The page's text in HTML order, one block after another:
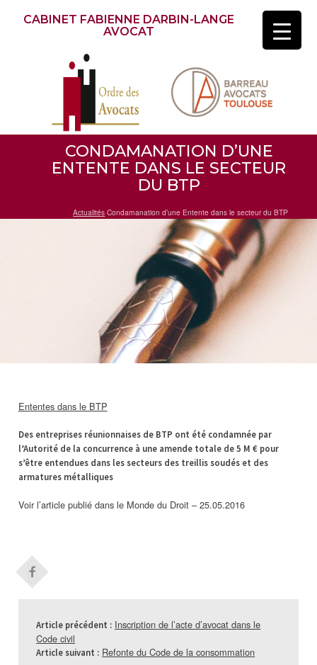
CABINET FABIENNE DARBIN-LANGE
AVOCAT
CONDAMANATION D’UNE
ENTENTE DANS LE SECTEUR
DU BTP
Actualités Condamanation d’une Entente dans le secteur du BTP
Ententes dans le BTP
Des entreprises réunionnaises de BTP ont été condamnée par
l’Autorité de la concurrence à une amende totale de 5 M € pour
s’être entendues dans les secteurs des treillis soudés et des
armatures métalliques
Voir l’article publié dans le Monde du Droit – 25.05.2016
Article précédent : Inscription de l’acte d’avocat dans le
Code civil
Article suivant : Refonte du Code de la consommation